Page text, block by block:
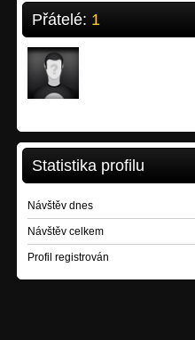
Přátelé: 1
Statistika profilu
Návštěv dnes
Návštěv celkem
Profil registrován